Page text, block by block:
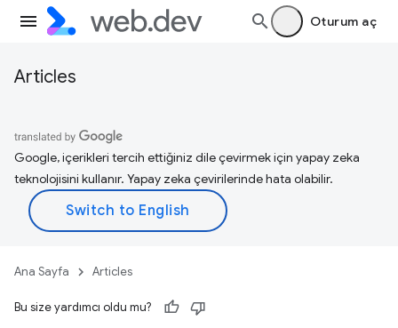
Oturum aç
Articles
Google, içerikleri tercih ettiğiniz dile çevirmek için yapay zeka
teknolojisini kullanır. Yapay zeka çevirilerinde hata olabilir.
Ana Sayfa Articles
Bu size yardımcı oldu mu?